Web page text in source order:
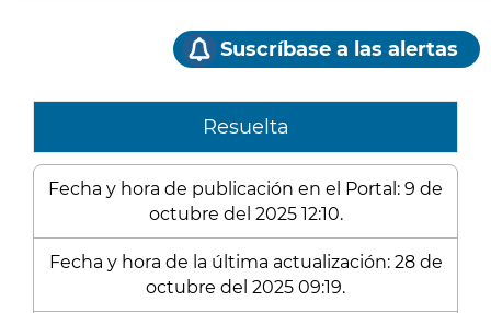
Suscríbase a las alertas
Resuelta
Fecha y hora de publicación en el Portal: 9 de
octubre del 2025 12:10.
Fecha y hora de la última actualización: 28 de
octubre del 2025 09:19.